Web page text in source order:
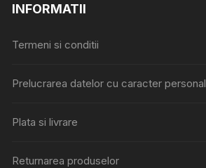
INFORMATII
Termeni si conditii
Prelucrarea datelor cu caracter personal
Plata si livrare
Returnarea produselor